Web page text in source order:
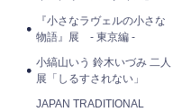
『小さなラヴェルの小さな
物語』展 - 東京編 -
小縞山いう 鈴木いづみ 二人
展「しるすされない」
JAPAN TRADITIONAL